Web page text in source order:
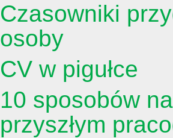
Czasowniki
osoby
CV w pigułce
10 sposobów
przyszłym